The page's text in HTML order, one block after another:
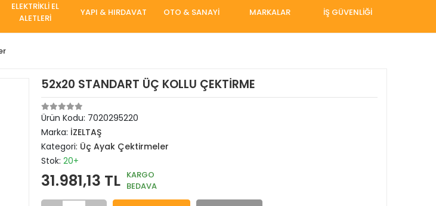
ELEKTRİKLİ EL
ALETLERİ
YAPI & HIRDAVAT OTO & SANAYİ MARKALAR İŞ GÜVENLİĞİ
52x20 STANDART ÜÇ KOLLU ÇEKTİRME
Ürün Kodu: 7020295220
Marka: İZELTAŞ
Kategori: Üç Ayak Çektirmeler
Stok: 20+
31.981,13 TL KARGO
BEDAVA